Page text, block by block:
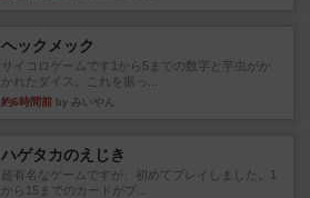
ヘックメック
サイコロゲームです1から5までの数字と芋虫がか
かれたダイス。これを振っ...
約6時間前 by みいやん
ハゲタカのえじき
超有名なゲームですが、初めてプレイしました。1
から15までのカードがプ...